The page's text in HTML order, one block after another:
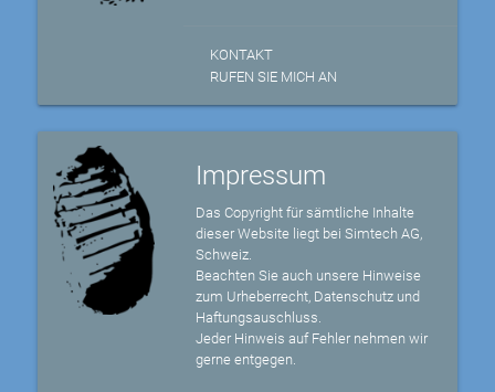
KONTAKT
RUFEN SIE MICH AN
Impressum
Das Copyright für sämtliche Inhalte
dieser Website liegt bei Simtech AG,
Schweiz.
Beachten Sie auch unsere Hinweise
zum Urheberrecht, Datenschutz und
Haftungsauschluss.
Jeder Hinweis auf Fehler nehmen wir
gerne entgegen.